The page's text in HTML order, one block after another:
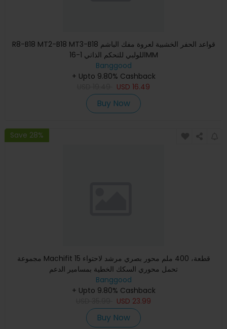
R8-B18 MT2-B18 MT3-B18 قواعد الحفر الخشبية لعروة مفك الباشم
اللولبي للتحكم الذاتي 1-16MM
Banggood
+ Upto 9.80% Cashback
USD 16.49
Buy Now
Save 28%
مجموعة Machifit 15 قطعة، 400 ملم محور بصري مرشد لاحتواء
تحمل محوري السكك الخطية بمسامير الدعم
Banggood
+ Upto 9.80% Cashback
USD 23.99
Buy Now